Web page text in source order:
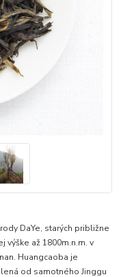
DaYe, starých približne
výške až 1800m.n.m. v
Huangcaoba je
od samotného Jinggu